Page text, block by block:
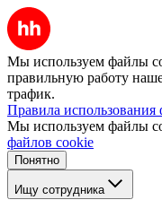
Мы используем файлы
правильную работу
трафик.
Правила использования
Мы используем файлы
файлов cookie
Понятно
Ищу сотрудника